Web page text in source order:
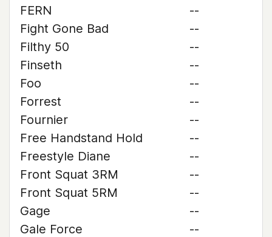
FERN
--
Fight Gone Bad
--
Filthy 50
--
Finseth
--
Foo
--
Forrest
--
Fournier
--
Free Handstand Hold
--
Freestyle Diane
--
Front Squat 3RM
--
Front Squat 5RM
--
Gage
--
Gale Force
--